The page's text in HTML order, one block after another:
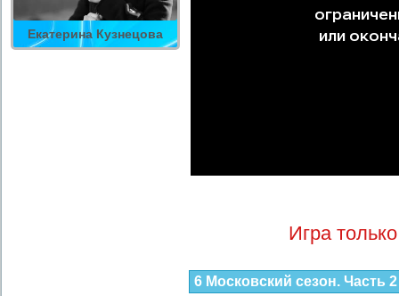
Екатерина Кузнецова
Игра
6 Московский сезон. Часть